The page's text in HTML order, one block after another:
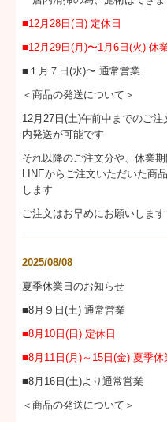
■12月28日(日) 定休日
■12月29日(月)〜1月6日(火) 休
■１月７日(水)〜 通常営業
＜商品の発送について＞
12月27日(土)午前中までのご
内発送が可能です
それ以降のご注文分や、休業
LINEからご注文いただいた商
します
ご注文はお早めにお願いします
2025/08/08
夏季休業日のお知らせ
■8月９日(土) 通常営業
■8月10日(日) 定休日
■8 月11日(月)～15日(金) 夏季休
■8月16日(土)より通常営業
＜商品の発送について＞